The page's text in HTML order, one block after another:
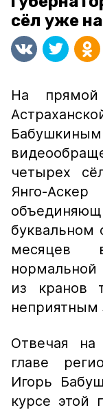
сёл уже
На прямой
четырех
Янго-
буквальном
месяцев
из кранов
неприятным
Отвечая на
главе
Игорь
курсе этой